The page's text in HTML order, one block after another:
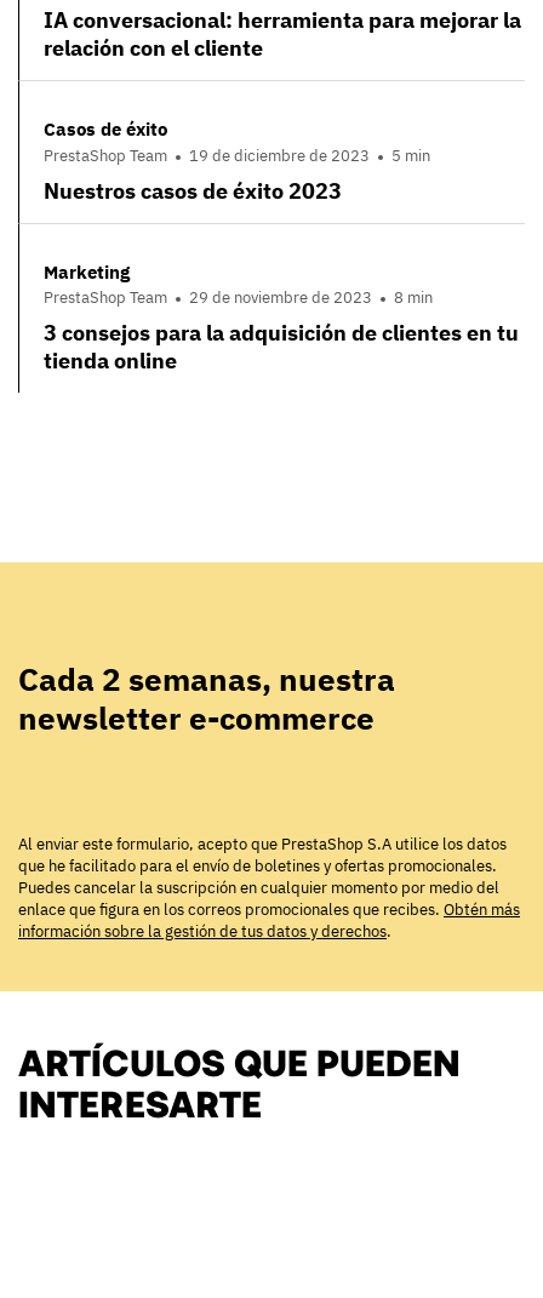
IA conversacional: herramienta para mejorar la
relación con el cliente
Casos de éxito
PrestaShop Team 19 de diciembre de 2023 5 min
Nuestros casos de éxito 2023
Marketing
PrestaShop Team 29 de noviembre de 2023 8 min
3 consejos para la adquisición de clientes en tu
tienda online
Cada 2 semanas, nuestra
newsletter e-commerce
Al enviar este formulario, acepto que PrestaShop S.A utilice los datos
que he facilitado para el envío de boletines y ofertas promocionales.
Puedes cancelar la suscripción en cualquier momento por medio del
enlace que figura en los correos promocionales que recibes. Obtén más
información sobre la gestión de tus datos y derechos.
ARTÍCULOS QUE PUEDEN
INTERESARTE